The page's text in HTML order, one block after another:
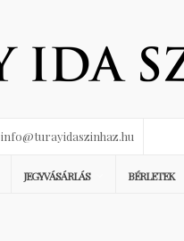
info@turayidaszinhaz.hu
JEGYVÁSÁRLÁS BÉRLETEK